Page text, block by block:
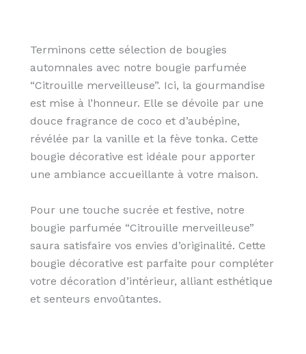
Terminons cette sélection de bougies
automnales avec notre bougie parfumée
“Citrouille merveilleuse”. Ici, la gourmandise
est mise à l’honneur. Elle se dévoile par une
douce fragrance de coco et d’aubépine,
révélée par la vanille et la fève tonka. Cette
bougie décorative est idéale pour apporter
une ambiance accueillante à votre maison.
Pour une touche sucrée et festive, notre
bougie parfumée “Citrouille merveilleuse”
saura satisfaire vos envies d’originalité. Cette
bougie décorative est parfaite pour compléter
votre décoration d’intérieur, alliant esthétique
et senteurs envoûtantes.